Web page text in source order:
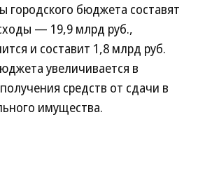
городского бюджета составят
— 19,9 млрд руб.,
и составит 1,8 млрд руб.
увеличивается в
средств от сдачи в
имущества.